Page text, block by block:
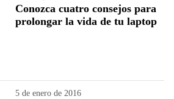
Conozca cuatro consejos para
prolongar la vida de tu laptop
5 de enero de 2016